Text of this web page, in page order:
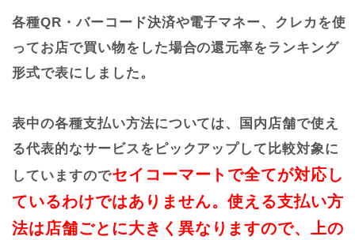
各種QR・バーコード決済や電子マネー、クレカを使
ってお店で買い物をした場合の還元率をランキング
形式で表にしました。
表中の各種支払い方法については、国内店舗で使え
る代表的なサービスをピックアップして比較対象に
していますのでセイコーマートで全てが対応し
ているわけではありません。使える支払い方
法は店舗ごとに大きく異なりますので、上の